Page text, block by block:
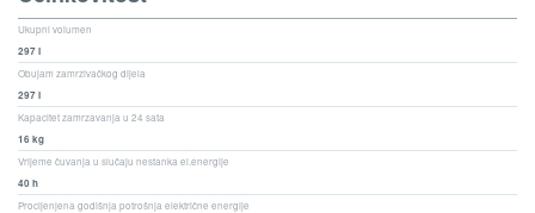
Ukupni volumen
297 l
Obujam zamrzivačkog dijela
297 l
Kapacitet zamrzavanja u 24 sata
16 kg
Vrijeme čuvanja u slučaju nestanka el.energije
40 h
Procijenjena godišnja potrošnja električne energije